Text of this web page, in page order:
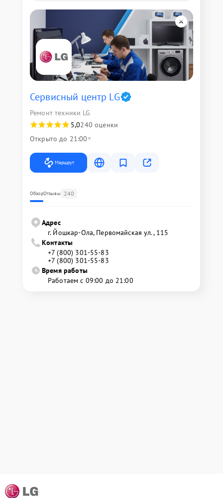
Сервисный центр LG
Ремонт техники LG
5,0240 оценки
Открыто до 21:00
Маршрут
ОбзорОтзывы 240
Адрес
г. Йошкар-Ола, Первомайская ул., 115
Контакты
+7 (800) 301-55-83
+7 (800) 301-55-83
Время работы
Работаем с 09:00 до 21:00